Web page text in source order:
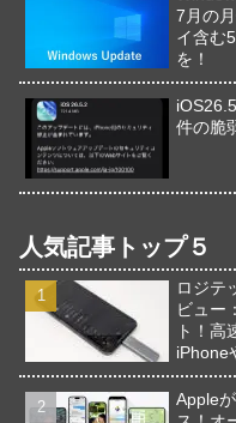
7月の
イ含む
を！
件の脆
人気記事トップ５
ロジテ
ビュー
ト！高
iPhone
Apple